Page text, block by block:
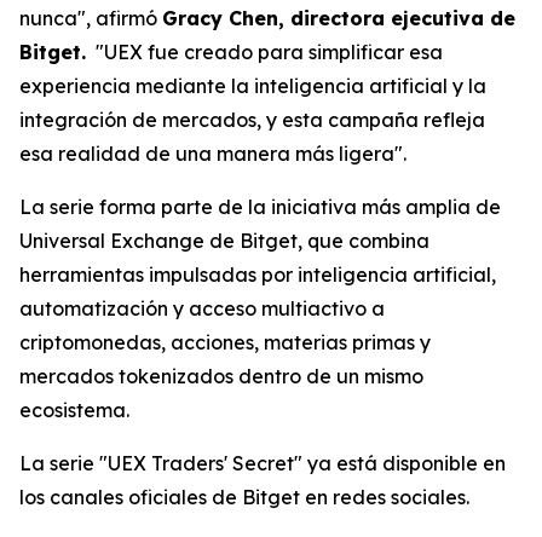
nunca", afirmó Gracy Chen, directora ejecutiva de
Bitget. "UEX fue creado para simplificar esa
experiencia mediante la inteligencia artificial y la
integración de mercados, y esta campaña refleja
esa realidad de una manera más ligera".
La serie forma parte de la iniciativa más amplia de
Universal Exchange de Bitget, que combina
herramientas impulsadas por inteligencia artificial,
automatización y acceso multiactivo a
criptomonedas, acciones, materias primas y
mercados tokenizados dentro de un mismo
ecosistema.
La serie "UEX Traders' Secret" ya está disponible en
los canales oficiales de Bitget en redes sociales.